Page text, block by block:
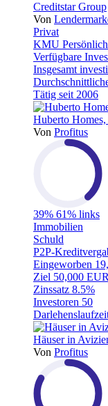
Creditstar Group
Von
Privat
KMU
Verfügbare
Insgesamt
Tätig seit 2006
Huberto
Von Profitus
39% 61% links
Immobilien
Schuld
P2P-
Eingeworben
Ziel 50,000 EUR
Zinssatz 8.5%
Investoren 50
Häuser in
Von Profitus